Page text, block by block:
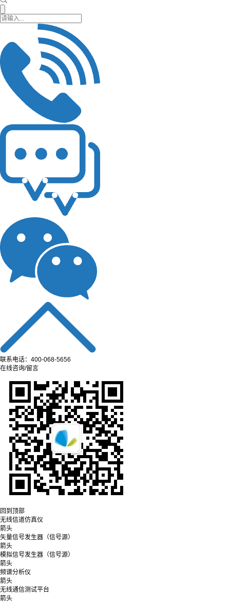
联系电话：400-068-5656
在线咨询/留言
回到顶部
无线信道仿真仪
箭头
矢量信号发生器（信号源）
箭头
模拟信号发生器（信号源）
箭头
频谱分析仪
箭头
无线通信测试平台
箭头